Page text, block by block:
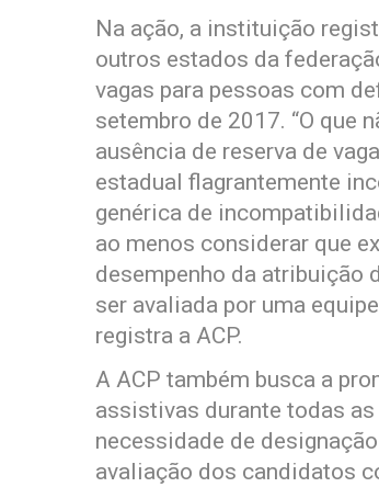
Na ação, a instituição
outros estados da
vagas para pessoas com
setembro de 2017. “O que
ausência de reserva de
estadual flagrantemente
genérica de
ao menos considerar que
desempenho da atribuição
ser avaliada por uma
registra a ACP.
A ACP também busca a
assistivas durante todas
necessidade de
avaliação dos candidatos